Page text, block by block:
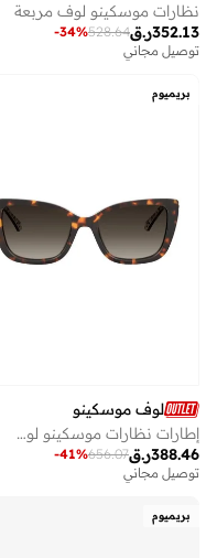
نظارات موسكينو لوف مربعة
ر.ق352.13
528.64
-34%
توصيل مجاني
بريميوم
لوف موسكينو
إطارات نظارات موسكينو لوف مستطيلة
ر.ق388.46
656.07
-41%
توصيل مجاني
بريميوم